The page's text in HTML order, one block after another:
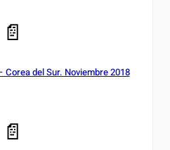
📄
del Sur. Noviembre 2018
📄